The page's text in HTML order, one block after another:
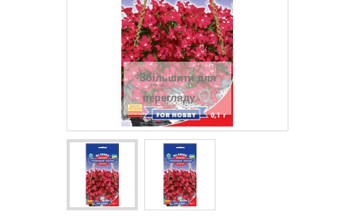
Збільшити для
перегляду